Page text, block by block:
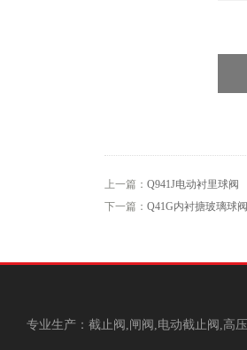
上一篇： Q941J电动衬里球阀
下一篇： Q41G内衬搪玻璃球阀
专业生产：截止阀,闸阀,电动截止阀,高